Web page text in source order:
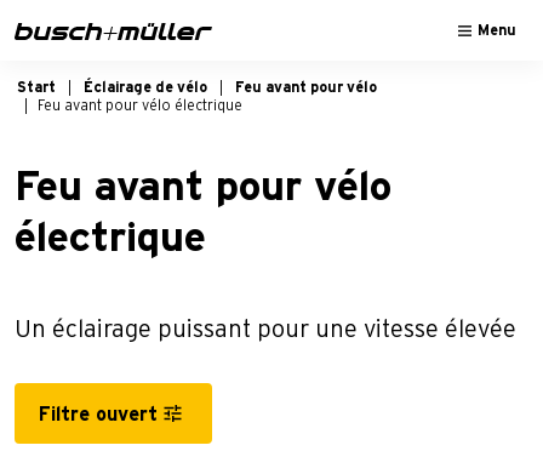
Menu
Start Éclairage de vélo
Feu avant pour vélo
Feu avant pour vélo électrique
Feu avant pour vélo
électrique
Un éclairage puissant pour une vitesse élevée
Filtre ouvert